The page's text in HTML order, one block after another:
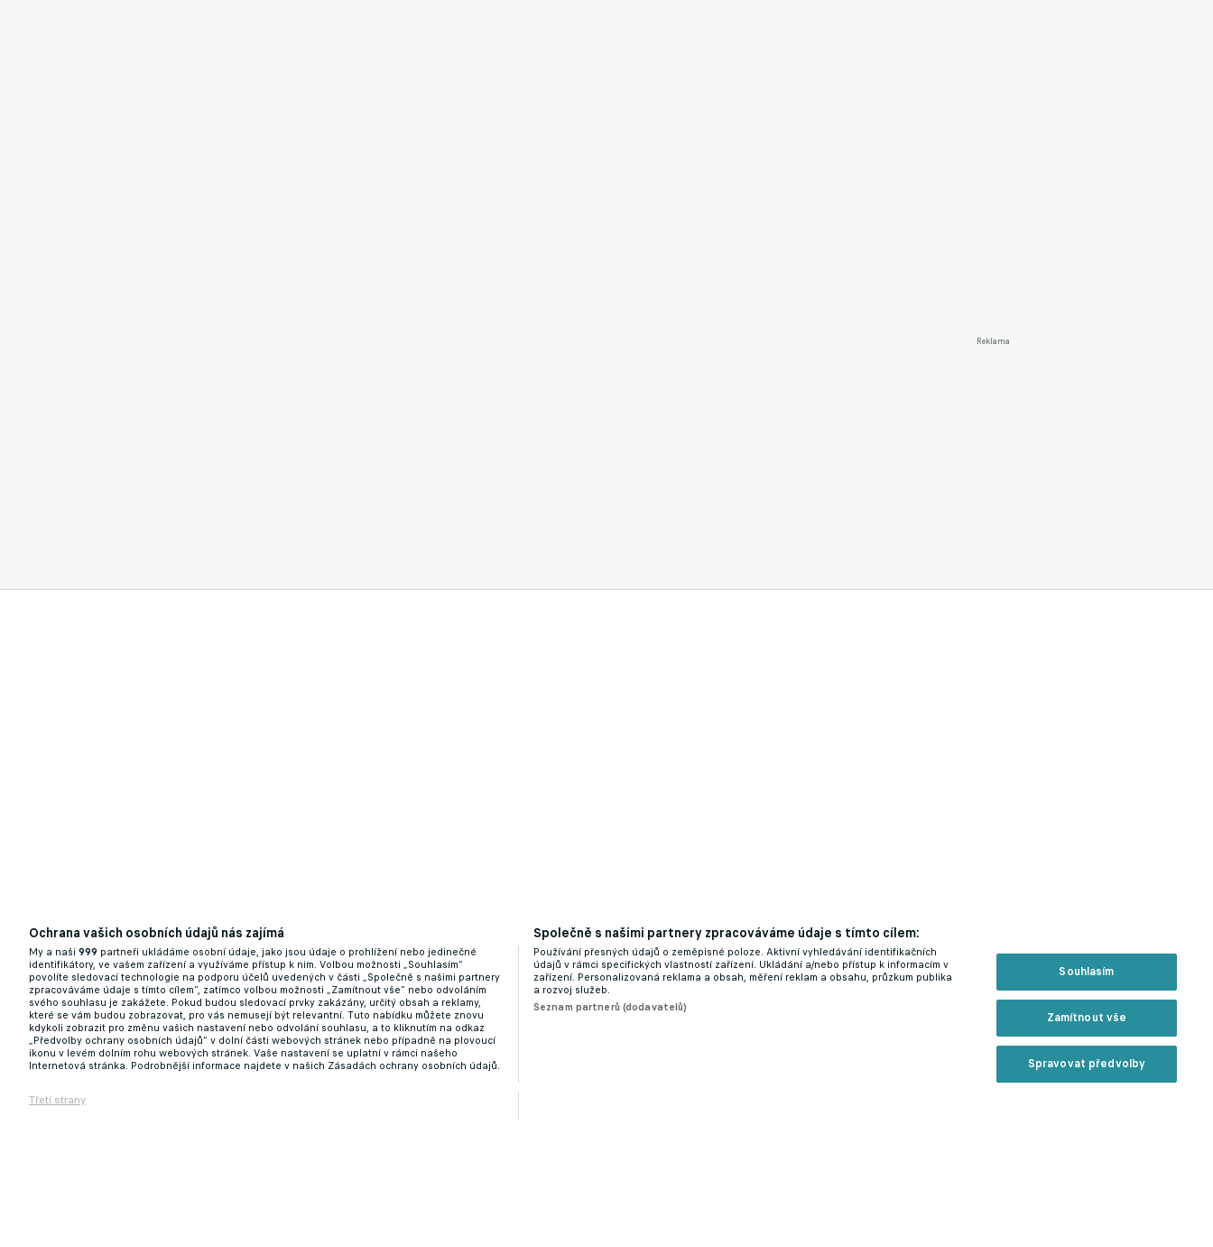
Reklama
Ochrana vašich osobních údajů nás zajímá
My a naši 999 partneři ukládáme osobní údaje, jako jsou údaje o prohlížení nebo jedinečné
identifikátory, ve vašem zařízení a využíváme přístup k nim. Volbou možnosti „Souhlasím“
povolíte sledovací technologie na podporu účelů uvedených v části „Společně s našimi partnery
zpracováváme údaje s tímto cílem“, zatímco volbou možnosti „Zamítnout vše“ nebo odvoláním
svého souhlasu je zakážete. Pokud budou sledovací prvky zakázány, určitý obsah a reklamy,
které se vám budou zobrazovat, pro vás nemusejí být relevantní. Tuto nabídku můžete znovu
kdykoli zobrazit pro změnu vašich nastavení nebo odvolání souhlasu, a to kliknutím na odkaz
„Předvolby ochrany osobních údajů“ v dolní části webových stránek nebo případně na plovoucí
ikonu v levém dolním rohu webových stránek. Vaše nastavení se uplatní v rámci našeho
Internetová stránka. Podrobnější informace najdete v našich Zásadách ochrany osobních údajů.
Třetí strany
Společně s našimi partnery zpracováváme údaje s tímto cílem:
Používání přesných údajů o zeměpisné poloze. Aktivní vyhledávání identifikačních
údajů v rámci specifických vlastností zařízení. Ukládání a/nebo přístup k informacím v
zařízení. Personalizovaná reklama a obsah, měření reklam a obsahu, průzkum publika
a rozvoj služeb.
Seznam partnerů (dodavatelů)
Souhlasím
Zamítnout vše
Spravovat předvolby